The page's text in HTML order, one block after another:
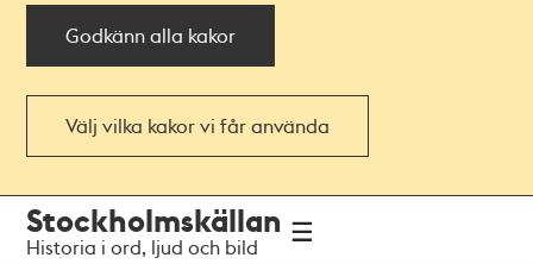
Godkänn alla kakor
Välj vilka kakor vi får använda
navigationen
huvudinnehållet
Stockholmskällan
Historia i ord, ljud och bild